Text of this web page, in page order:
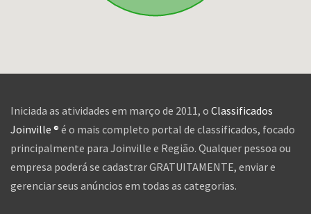
Iniciada as atividades em março de 2011, o Classificados
Joinville ® é o mais completo portal de classificados, focado
principalmente para Joinville e Região. Qualquer pessoa ou
empresa poderá se cadastrar GRATUITAMENTE, enviar e
gerenciar seus anúncios em todas as categorias.